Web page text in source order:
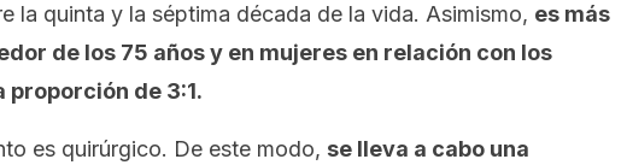
la quinta y la séptima década de la vida. Asimismo, es más
de los 75 años y en mujeres en relación con los
proporción de 3:1.
es quirúrgico. De este modo, se lleva a cabo una